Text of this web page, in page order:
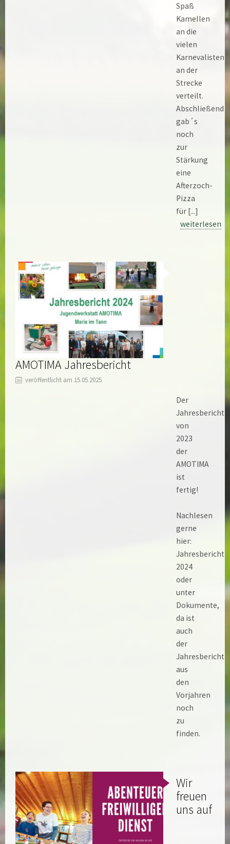
Spaß
Kamellen
an die
vielen
Karnevalisten
an der
Strecke
verteilt.
Abschließend
gab´s
noch
zur
Stärkung
eine
Afterzoch-
Pizza
für [...]
weiterlesen
AMOTIMA Jahresbericht
veröffentlicht am 15.05.2025
Der
Jahresbericht
von
2023
der
AMOTIMA
ist
fertig!
Nachlesen
gerne
hier:
Jahresbericht
2024
oder
unter
Dokumente,
da ist
auch
der
Jahresbericht
aus
den
Vorjahren
noch
zu
finden.
Wir
freuen
uns auf